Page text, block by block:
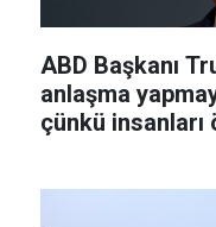
ABD Başkanı
anlaşma
çünkü insanları